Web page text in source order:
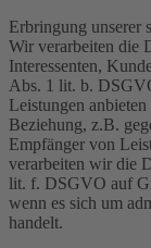
Erbringung unserer
Wir verarbeiten die
Interessenten,
Abs. 1 lit. b.
Leistungen
Beziehung, z.B.
Empfänger von
verarbeiten wir die
lit. f. DSGVO auf
wenn es sich um
handelt.